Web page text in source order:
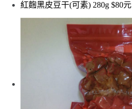
紅麴黑皮豆干(可素) 280g $80元